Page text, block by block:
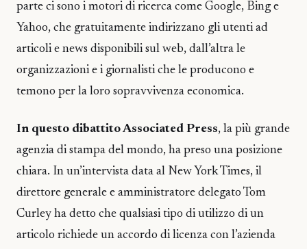
parte ci sono i motori di ricerca come Google, Bing e
Yahoo, che gratuitamente indirizzano gli utenti ad
articoli e news disponibili sul web, dall’altra le
organizzazioni e i giornalisti che le producono e
temono per la loro sopravvivenza economica.
In questo dibattito Associated Press, la più grande
agenzia di stampa del mondo, ha preso una posizione
chiara. In un’intervista data al New York Times, il
direttore generale e amministratore delegato Tom
Curley ha detto che qualsiasi tipo di utilizzo di un
articolo richiede un accordo di licenza con l’azienda